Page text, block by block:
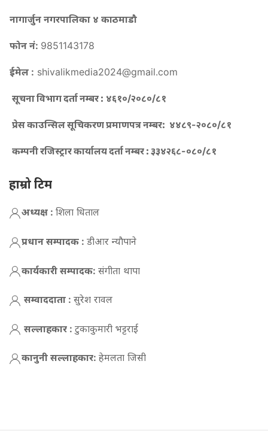
नागार्जुन नगरपालिका ४ काठमाडौ
फोन नं: 9851143178
ईमेल : shivalikmedia2024@gmail.com
सूचना विभाग दर्ता नम्बर : ४६१०/२०८०/८१
प्रेस काउन्सिल सूचिकरण प्रमाणपत्र नम्बर: ४४८९-२०८०/८१
कम्पनी रजिस्ट्रार कार्यालय दर्ता नम्बर : ३३४२६८-०८०/८१
हाम्रो टिम
अध्यक्ष : शिला धिताल
प्रधान सम्पादक : डीआर न्याैपाने
कार्यकारी सम्पादक: संगीता थापा
सम्वाददाता : सुरेश रावल
सल्लाहकार : टुकाकुमारी भट्टराई
कानुनी सल्लाहकार: हेमलता जिसी